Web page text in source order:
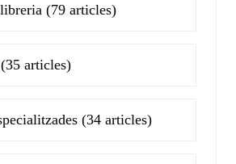
(79 articles)
(35 articles)
(34 articles)